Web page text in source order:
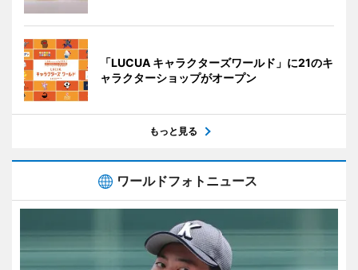
「LUCUA キャラクターズワールド」に21のキ
ャラクターショップがオープン
もっと見る
ワールドフォトニュース